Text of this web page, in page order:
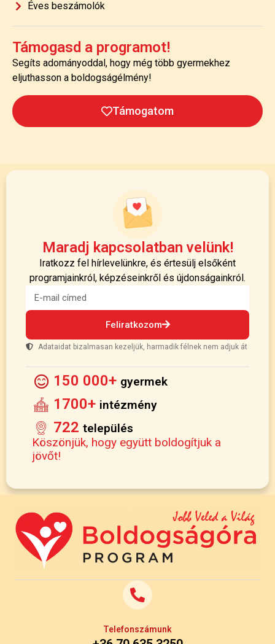
Éves beszámolók
Támogasd a programot!
Segíts adományoddal, hogy még több gyermekhez
eljuthasson a boldogságélmény!
Támogatom
Maradj kapcsolatban velünk!
Iratkozz fel hírlevelünkre, és értesülj elsőként
programjainkról, képzéseinkről és újdonságainkról.
Feliratkozom
Adataidat bizalmasan kezeljük, harmadik félnek nem adjuk át
150 000+ gyermek
1700+ intézmény
722 település
Köszönjük, hogy együtt boldogítjuk a
jövőt!
Telefonszámunk